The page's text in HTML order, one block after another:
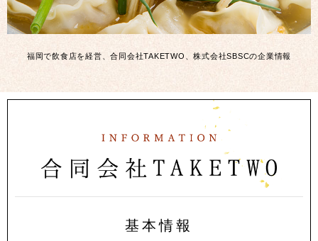
福岡で飲食店を経営、合同会社TAKETWO、株式会社SBSCの企業情報
基本情報